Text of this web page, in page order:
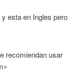
y esta en Ingles pero
recomiendan usar